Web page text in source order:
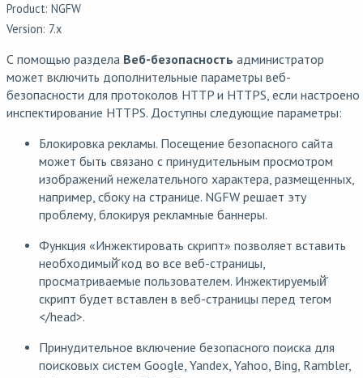
Product: NGFW
Version: 7.x
С помощью раздела Веб-безопасность администратор
может включить дополнительные параметры веб-
безопасности для протоколов HTTP и HTTPS, если настроено
инспектирование HTTPS. Доступны следующие параметры:
Блокировка рекламы. Посещение безопасного сайта
может быть связано с принудительным просмотром
изображений нежелательного характера, размещенных,
например, сбоку на странице. NGFW решает эту
проблему, блокируя рекламные баннеры.
Функция «Инжектировать скрипт» позволяет вставить
необходимый̆ код во все веб-страницы,
просматриваемые пользователем. Инжектируемый̆
скрипт будет вставлен в веб-страницы перед тегом
</head>.
Принудительное включение безопасного поиска для
поисковых систем Google, Yandex, Yahoo, Bing, Rambler,